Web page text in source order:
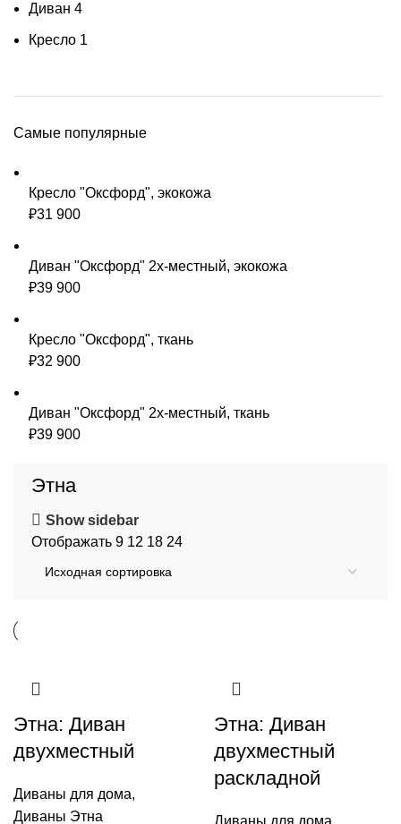
Диван 4
Кресло 1
Самые популярные
Кресло "Оксфорд", экокожа
₽31 900
Диван "Оксфорд" 2х-местный, экокожа
₽39 900
Кресло "Оксфорд", ткань
₽32 900
Диван "Оксфорд" 2х-местный, ткань
₽39 900
Этна
Show sidebar
Отображать 9 12 18 24
Этна: Диван
двухместный
Диваны для дома,
Диваны Этна
Этна: Диван
двухместный
раскладной
Диваны для дома